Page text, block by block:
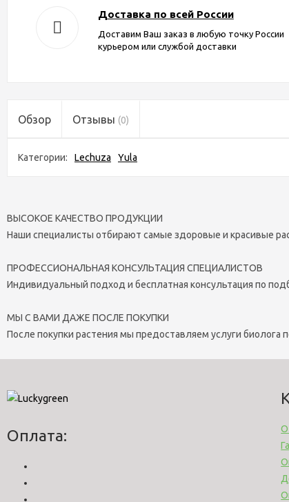
Доставка по всей России
Доставим Ваш заказ в любую точку России
курьером или службой доставки
Обзор Отзывы (0)
Категории: Lechuza Yula
ВЫСОКОЕ КАЧЕСТВО ПРОДУКЦИИ
Наши специалисты отбирают самые здоровые и красивые
ПРОФЕССИОНАЛЬНАЯ КОНСУЛЬТАЦИЯ СПЕЦИАЛИСТОВ
Индивидуальный подход и бесплатная консультация по
МЫ С ВАМИ ДАЖЕ ПОСЛЕ ПОКУПКИ
После покупки растения мы предоставляем услуги биолога
Оплата:
О